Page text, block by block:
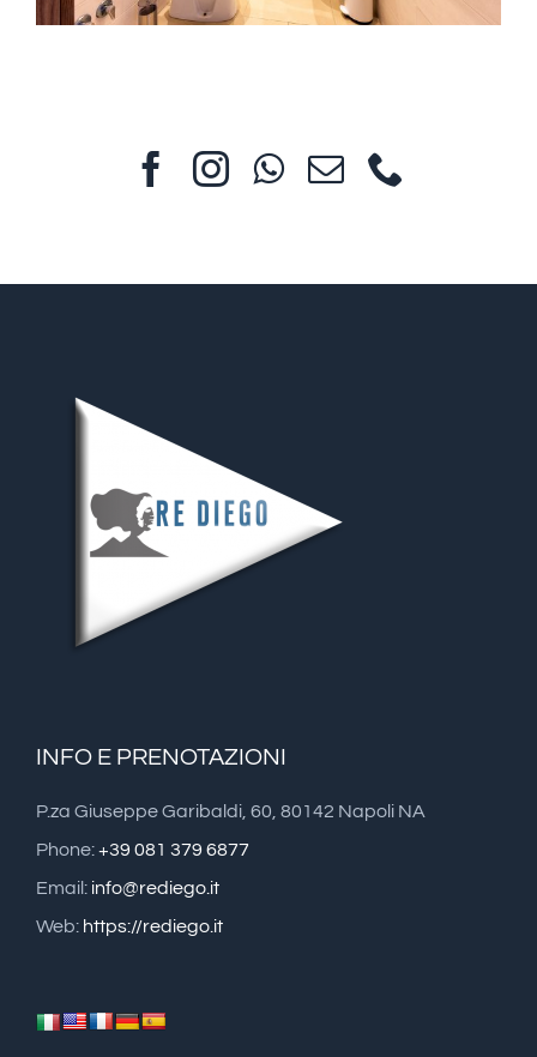
INFO E PRENOTAZIONI
P.za Giuseppe Garibaldi, 60, 80142 Napoli NA
Phone:+39 081 379 6877
Email: info@rediego.it
Web: https://rediego.it